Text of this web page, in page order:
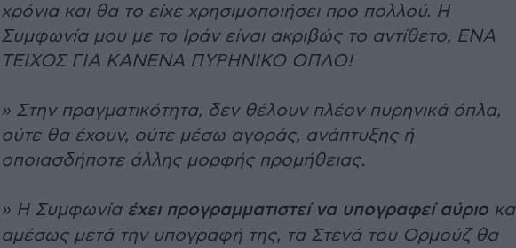
χρόνια και θα το είχε χρησιμοποιήσει προ πολλού. Η
Συμφωνία μου με το Ιράν είναι ακριβώς το αντίθετο, ΕΝΑ
ΤΕΙΧΟΣ ΓΙΑ ΚΑΝΕΝΑ ΠΥΡΗΝΙΚΟ ΟΠΛΟ!
» Στην πραγματικότητα, δεν θέλουν πλέον πυρηνικά όπλα,
ούτε θα έχουν, ούτε μέσω αγοράς, ανάπτυξης ή
οποιασδήποτε άλλης μορφής προμήθειας.
» Η Συμφωνία έχει προγραμματιστεί να υπογραφεί αύριο
αμέσως μετά την υπογραφή της, τα Στενά του Ορμούζ θα